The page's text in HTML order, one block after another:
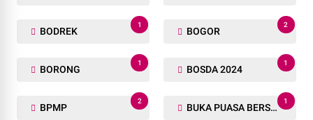
BODREK
1
BOGOR
2
BORONG
1
BOSDA 2024
1
BPMP
2
BUKA PUASA BERSAMA
1